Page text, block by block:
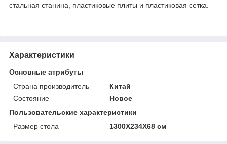
стальная станина, пластиковые плиты и пластиковая сетка.
Характеристики
Основные атрибуты
Страна производитель
Китай
Состояние
Новое
Пользовательские характеристики
Размер стола
1300Х234Х68 см